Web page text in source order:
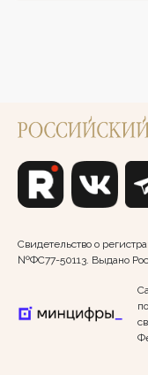
Свидетельство о
№ФС77-50113. Выдано